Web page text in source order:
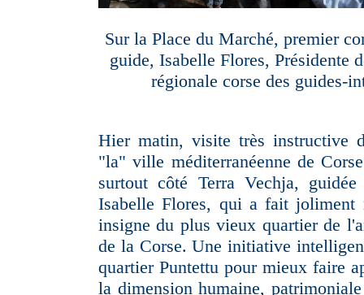
Sur la Place du Marché, premier
guide, Isabelle Flores, Présidente
régionale corse des guides-
Hier matin, visite très instructive
"la" ville méditerranéenne de
surtout côté Terra Vechja,
Isabelle Flores, qui a fait joliment
insigne du plus vieux quartier de
de la Corse. Une initiative
quartier Puntettu pour mieux faire
la dimension humaine,